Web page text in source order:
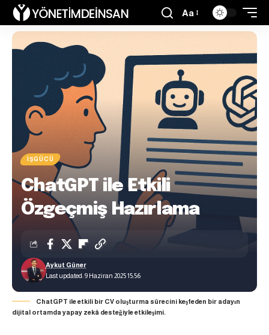
Aa
İŞGÜCÜ
ChatGPT ile Etkili
Özgeçmiş Hazırlama
Last updated: 9 Haziran 2025 15:56
Aykut Güner
ChatGPT ile etkili bir CV oluşturma sürecini keşfeden bir adayın
dijital ortamda yapay zekâ desteğiyle etkileşimi.